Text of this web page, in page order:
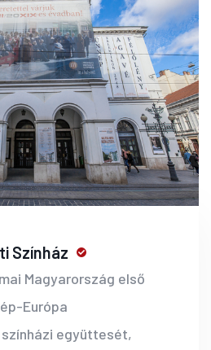
Színház
Magyarország első
Európa
együttesét,